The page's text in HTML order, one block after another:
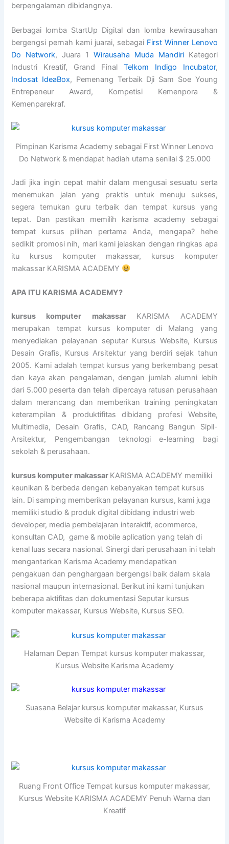
berpengalaman dibidangnya.
Berbagai lomba StartUp Digital dan lomba kewirausahan
bergengsi pernah kami juarai, sebagai First Winner Lenovo
Do Network, Juara 1 Wirausaha Muda MandiriKategori
Industri Kreatif, Grand Final Telkom Indigo Incubator,
Indosat IdeaBox, Pemenang Terbaik Dji Sam Soe Young
Entrepeneur Award, Kompetisi Kemenpora &
Kemenparekraf.
Pimpinan Karisma Academy sebagai First Winner Lenovo
Do Network & mendapat hadiah utama senilai $ 25.000
Jadi jika ingin cepat mahir dalam mengusai sesuatu serta
menemukan jalan yang praktis untuk menuju sukses,
segera temukan guru terbaik dan tempat kursus yang
tepat. Dan pastikan memilih karisma academy sebagai
tempat kursus pilihan pertama Anda, mengapa? hehe
sedikit promosi nih, mari kami jelaskan dengan ringkas apa
itu kursus komputer makassar, kursus komputer
makassar KARISMA ACADEMY
APA ITU KARISMA ACADEMY?
kursus komputer makassar KARISMA ACADEMY
merupakan tempat kursus komputer di Malang yang
menyediakan pelayanan seputar Kursus Website, Kursus
Desain Grafis, Kursus Arsitektur yang berdiri sejak tahun
2005. Kami adalah tempat kursus yang berkembang pesat
dan kaya akan pengalaman, dengan jumlah alumni lebih
dari 5.000 peserta dan telah dipercaya ratusan perusahaan
dalam merancang dan memberikan training peningkatan
keterampilan & produktifitas dibidang profesi Website,
Multimedia, Desain Grafis, CAD, Rancang Bangun Sipil-
Arsitektur, Pengembangan teknologi e-learning bagi
sekolah & perusahaan.
kursus komputer makassar KARISMA ACADEMY memiliki
keunikan & berbeda dengan kebanyakan tempat kursus
lain. Di samping memberikan pelayanan kursus, kami juga
memiliki studio & produk digital dibidang industri web
developer, media pembelajaran interaktif, ecommerce,
konsultan CAD, game & mobile aplication yang telah di
kenal luas secara nasional. Sinergi dari perusahaan ini telah
mengantarkan Karisma Academy mendapatkan
pengakuan dan penghargaan bergengsi baik dalam skala
nasional maupun internasional. Berikut ini kami tunjukan
beberapa aktifitas dan dokumentasi Seputar kursus
komputer makassar, Kursus Website, Kursus SEO.
Halaman Depan Tempat kursus komputer makassar,
Kursus Website Karisma Academy
Suasana Belajar kursus komputer makassar, Kursus
Website di Karisma Academy
Ruang Front Office Tempat kursus komputer makassar,
Kursus Website KARISMA ACADEMY Penuh Warna dan
Kreatif